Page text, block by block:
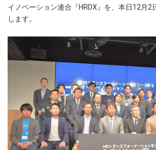
イノベーション連合『HRDX』を、本日12月2
します。